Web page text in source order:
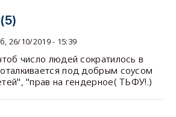
26/10/2019 - 15:39
число людей сократилось в
под добрым соусом
"прав на гендерное( ТЬФУ!.)